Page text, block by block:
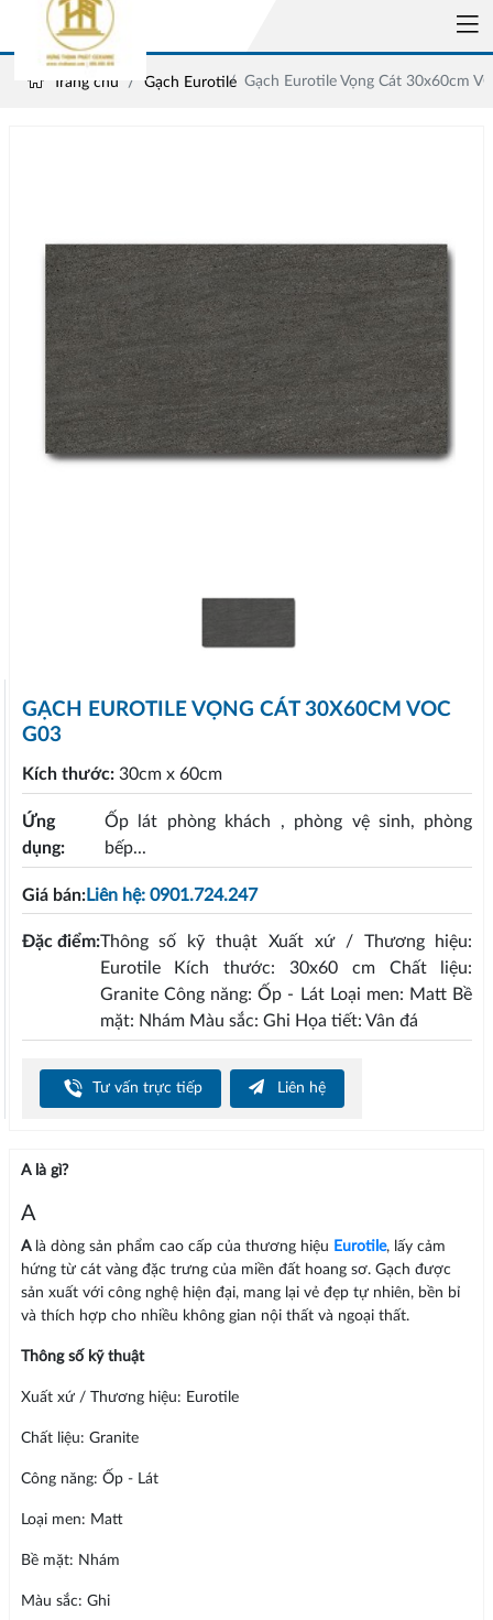
Trang chủ Gạch Eurotile Gạch Eurotile Vọng Cát 30x60cm
GẠCH EUROTILE VỌNG CÁT 30X60CM VOC
G03
Kích thước: 30cm x 60cm
Ứng
dụng:
Ốp lát phòng khách , phòng vệ sinh, phòng
bếp...
Giá bán:Liên hệ: 0901.724.247
Đặc điểm:Thông số kỹ thuật Xuất xứ / Thương hiệu:
Eurotile Kích thước: 30x60 cm Chất liệu:
Granite Công năng: Ốp - Lát Loại men: Matt Bề
mặt: Nhám Màu sắc: Ghi Họa tiết: Vân đá
Tư vấn trực tiếp Liên hệ
A là gì?
A
A là dòng sản phẩm cao cấp của thương hiệu Eurotile, lấy cảm
hứng từ cát vàng đặc trưng của miền đất hoang sơ. Gạch được
sản xuất với công nghệ hiện đại, mang lại vẻ đẹp tự nhiên, bền bỉ
và thích hợp cho nhiều không gian nội thất và ngoại thất.
Thông số kỹ thuật
Xuất xứ / Thương hiệu: Eurotile
Chất liệu: Granite
Công năng: Ốp - Lát
Loại men: Matt
Bề mặt: Nhám
Màu sắc: Ghi